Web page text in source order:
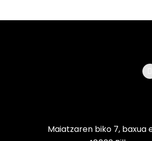
Maiatzaren biko 7, baxua